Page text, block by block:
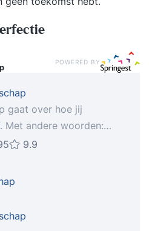
POWERED BY
gaat over hoe jij
Met andere woorden:
uit jezelf?”. Dit kan gaan
zelfverzekerd houden van
effectief indelen van je
uitgeven aan meer
momenten gebruik je
9.9